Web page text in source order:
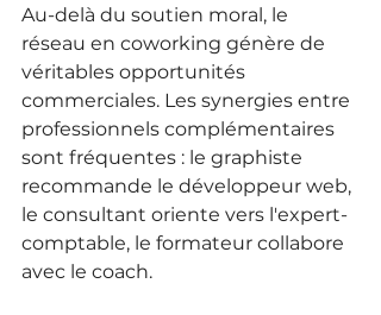
Au-delà du soutien moral, le
réseau en coworking génère de
véritables opportunités
commerciales. Les synergies entre
professionnels complémentaires
sont fréquentes : le graphiste
recommande le développeur web,
le consultant oriente vers l'expert-
comptable, le formateur collabore
avec le coach.